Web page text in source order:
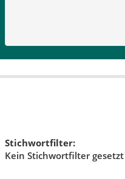
Stichwortfilter:
Kein Stichwortfilter gesetzt